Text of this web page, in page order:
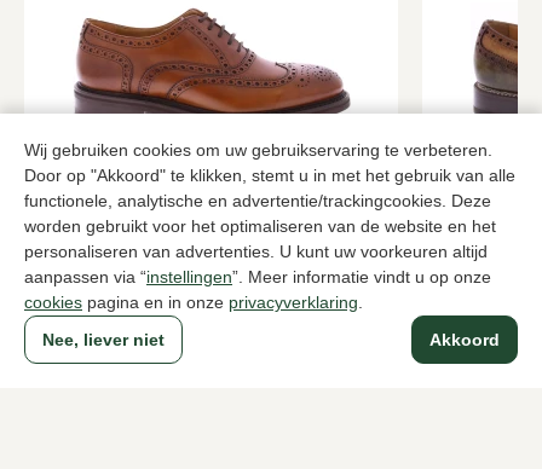
Wij gebruiken cookies om uw gebruikservaring te verbeteren.
Door op "Akkoord" te klikken, stemt u in met het gebruik van alle
functionele, analytische en advertentie/trackingcookies. Deze
worden gebruikt voor het optimaliseren van de website en het
personaliseren van advertenties. U kunt uw voorkeuren altijd
aanpassen via “instellingen”. Meer informatie vindt u op onze
cookies pagina en in onze privacyverklaring
Akkoord
Nee, liever niet
Berwick
Cognac brogues heren
259,95
Harris
Bruine
479,95